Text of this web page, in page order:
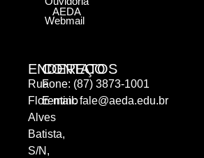
ENDEREÇO
Rua
Florentino
Alves
Batista,
S/N,
CONTATOS
Fone: (87) 3873-1001
E-mail:fale@aeda.edu.br
AEDA
Webmail